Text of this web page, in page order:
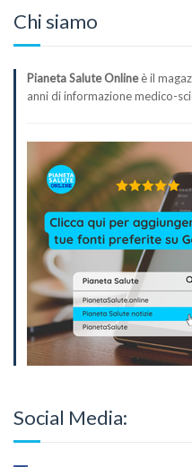
Chi siamo
Pianeta Salute Onlineè il
anni di informazione medico-
Social Media: